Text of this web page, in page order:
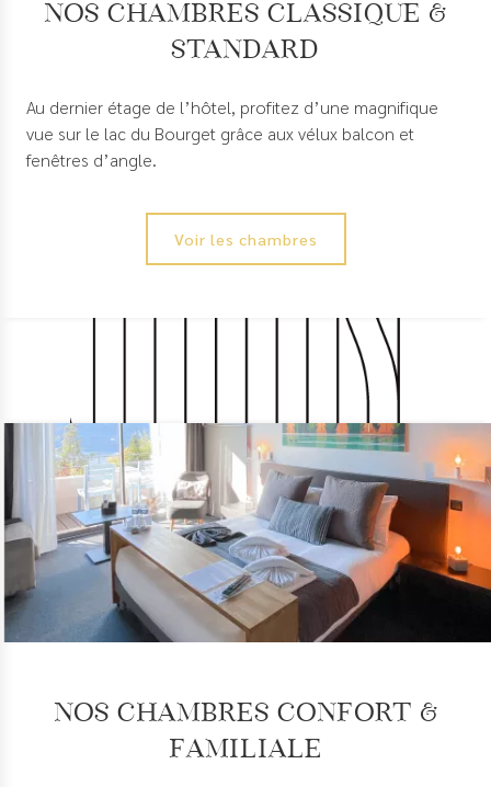
Nos chambres Classique &
Standard
Au dernier étage de l’hôtel, profitez d’une magnifique
vue sur le lac du Bourget grâce aux vélux balcon et
fenêtres d’angle.
Voir les chambres
Nos chambres Confort &
Familiale